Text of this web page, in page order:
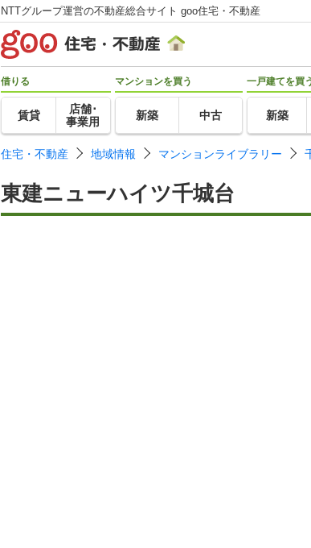
NTTグループ運営の不動産総合サイト goo住宅・不動産
借りる
賃貸
店舗･
事業用
マンションを買う
新築 中古
一戸建てを買
新築
住宅・不動産 地域情報 マンションライブラリー
東建ニューハイツ千城台